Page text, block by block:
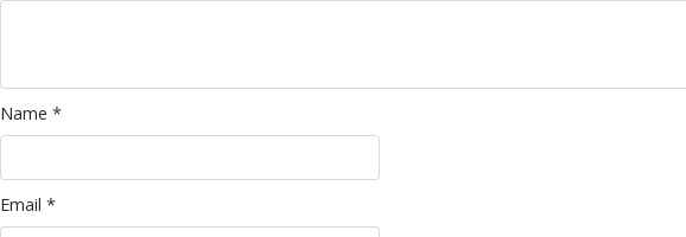
Name *
Email *